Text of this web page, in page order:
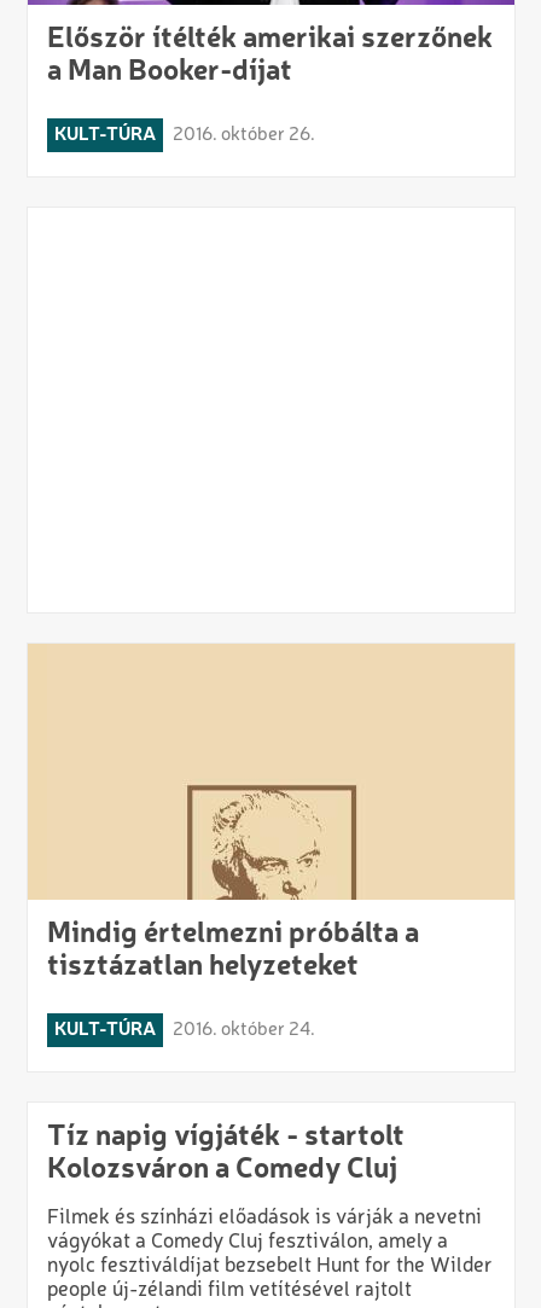
Először ítélték amerikai szerzőnek
a Man Booker-díjat
KULT-TÚRA 2016. október 26.
Mindig értelmezni próbálta a
tisztázatlan helyzeteket
KULT-TÚRA 2016. október 24.
Tíz napig vígjáték - startolt
Kolozsváron a Comedy Cluj
Filmek és színházi előadások is várják a nevetni
vágyókat a Comedy Cluj fesztiválon, amely a
nyolc fesztiváldíjat bezsebelt Hunt for the Wilder
people új-zélandi film vetítésével rajtolt